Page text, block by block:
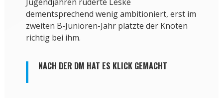
dementsprechend wenig ambitioniert, erst im
zweiten B-Junioren-Jahr platzte der Knoten
richtig bei ihm.
NACH DER DM HAT ES KLICK GEMACHT